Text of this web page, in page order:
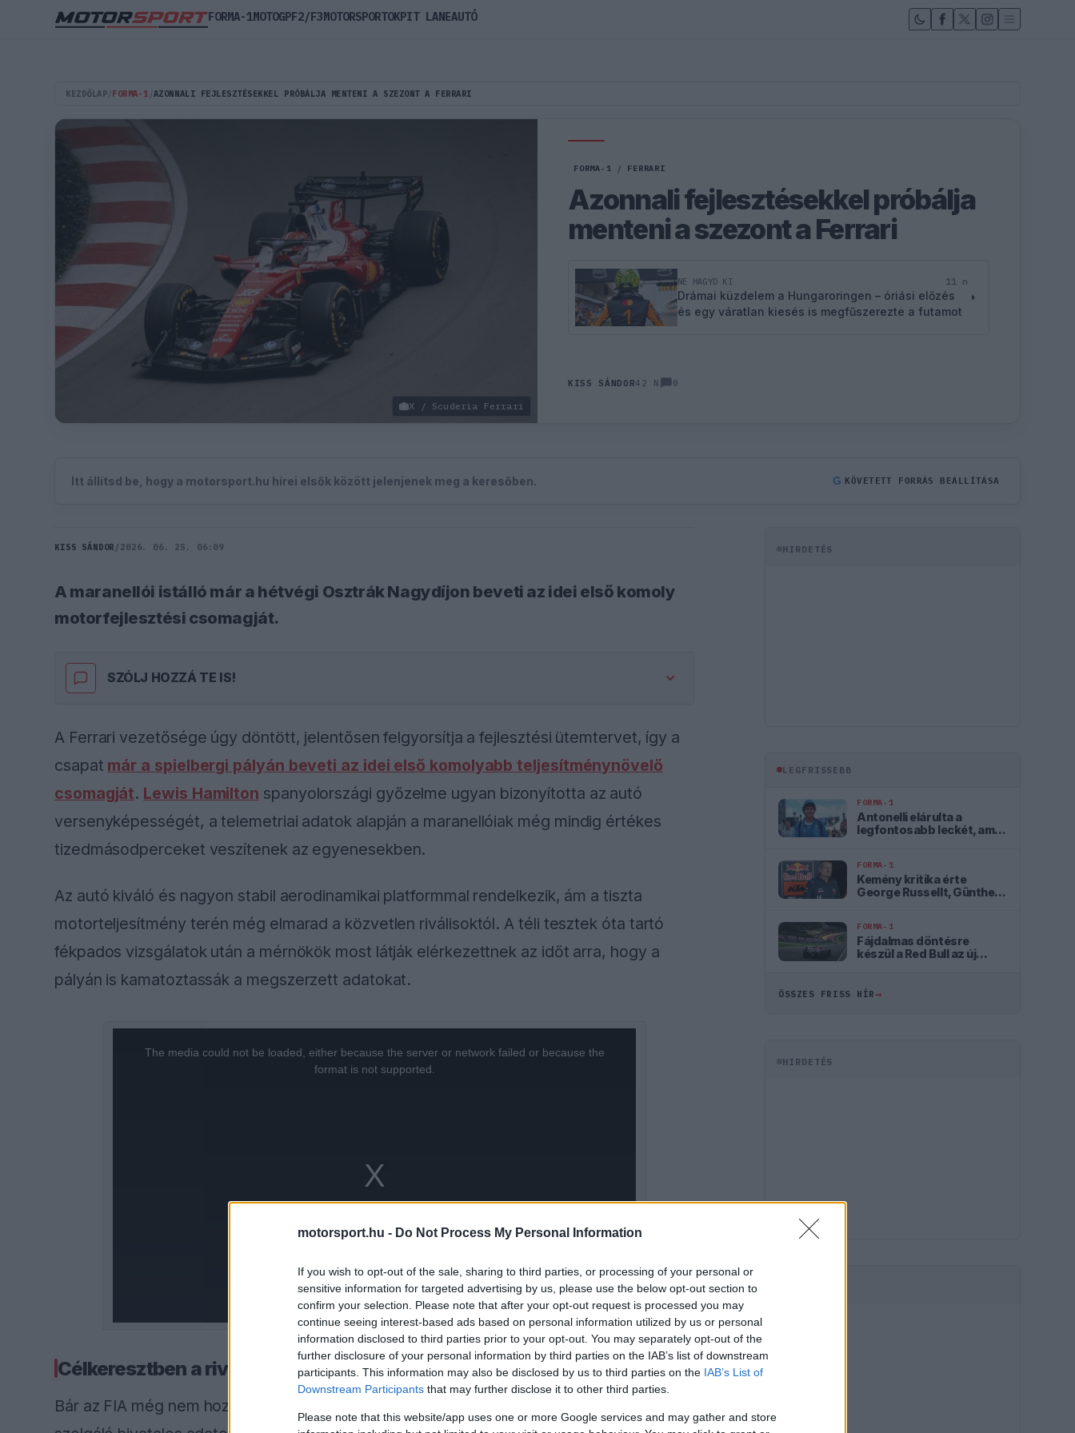
motorsport.hu - Do Not Process My Personal Information
If you wish to opt-out of the sale, sharing to third parties, or processing of your personal or
sensitive information for targeted advertising by us, please use the below opt-out section to
confirm your selection. Please note that after your opt-out request is processed you may
continue seeing interest-based ads based on personal information utilized by us or personal
information disclosed to third parties prior to your opt-out. You may separately opt-out of the
further disclosure of your personal information by third parties on the IAB’s list of downstream
participants. This information may also be disclosed by us to third parties on the IAB’s List of
Downstream Participants that may further disclose it to other third parties.
Please note that this website/app uses one or more Google services and may gather and store
KEZDŐLAP FORMA-1 AZONNALI FEJLESZTÉSEKKEL PRÓBÁLJA MENTENI A SZEZONT A FERRARI
X / Scuderia Ferrari
FORMA-1 / FERRARI
Azonnali fejlesztésekkel próbálja
menteni a szezont a Ferrari
NE HAGYD KI 11 n
Drámai küzdelem a Hungaroringen – óriási előzés
és egy váratlan kiesés is megfűszerezte a futamot
KISS SÁNDOR42 N 0
Itt állítsd be, hogy a motorsport.hu hírei elsők között jelenjenek meg a keresőben. G KÖVETETT FORRÁS BEÁLLÍTÁSA
KISS SÁNDOR / 2026. 06. 25. 06:09
A maranellói istálló már a hétvégi Osztrák Nagydíjon beveti az idei első komoly
motorfejlesztési csomagját.
SZÓLJ HOZZÁ TE IS!
A Ferrari vezetősége úgy döntött, jelentősen felgyorsítja a fejlesztési ütemtervet, így a
csapat már a spielbergi pályán beveti az idei első komolyabb teljesítménynövelő
csomagját. Lewis Hamilton spanyolországi győzelme ugyan bizonyította az autó
versenyképességét, a telemetriai adatok alapján a maranellóiak még mindig értékes
tizedmásodperceket veszítenek az egyenesekben.
Az autó kiváló és nagyon stabil aerodinamikai platformmal rendelkezik, ám a tiszta
motorteljesítmény terén még elmarad a közvetlen riválisoktól. A téli tesztek óta tartó
fékpados vizsgálatok után a mérnökök most látják elérkezettnek az időt arra, hogy a
pályán is kamatoztassák a megszerzett adatokat.
The media could not be loaded, either because the server or network failed or because the
format is not supported.
Célkeresztben a riválisok
Bár az FIA még nem hozta nyilvánosságra a motorok teljesítményének kiegyenlítésére
HIRDETÉS
LEGFRISSEBB
FORMA-1
Antonelli elárulta a
legfontosabb leckét, amit
FORMA-1
Kemény kritika érte
George Russellt, Günther
FORMA-1
Fájdalmas döntésre
készül a Red Bull az új
ÖSSZES FRISS HÍR→
HIRDETÉS
FORMA-1MOTOGPF2/F3MOTORSPORTOKPIT LANEAUTÓ